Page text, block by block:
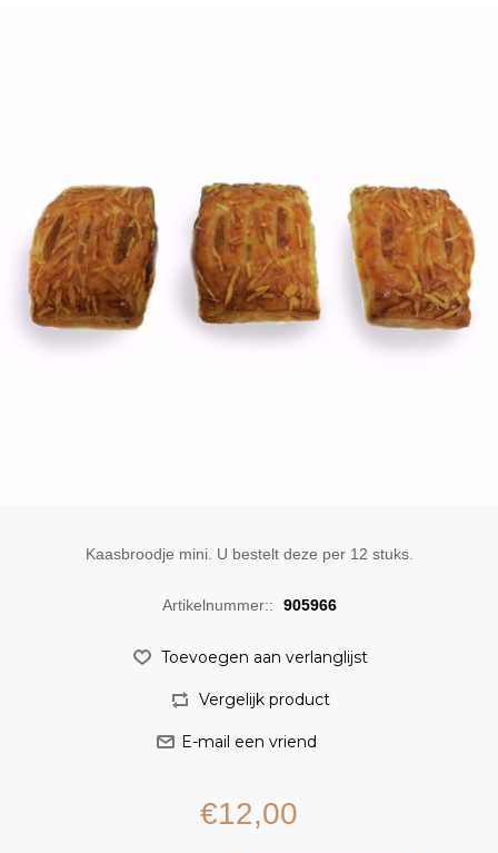
Kaasbroodje mini. U bestelt deze per 12 stuks.
Artikelnummer:: 905966
€12,00